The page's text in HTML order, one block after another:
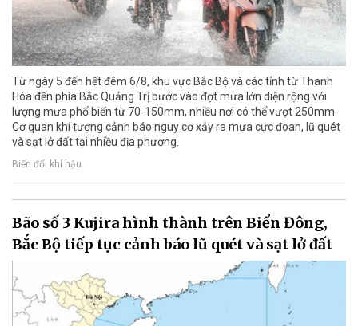
Từ ngày 5 đến hết đêm 6/8, khu vực Bắc Bộ và các tỉnh từ Thanh
Hóa đến phía Bắc Quảng Trị bước vào đợt mưa lớn diện rộng với
lượng mưa phổ biến từ 70-150mm, nhiều nơi có thể vượt 250mm.
Cơ quan khí tượng cảnh báo nguy cơ xảy ra mưa cực đoan, lũ quét
và sạt lở đất tại nhiều địa phương.
Biến đổi khí hậu
Bão số 3 Kujira hình thành trên Biển Đông,
Bắc Bộ tiếp tục cảnh báo lũ quét và sạt lở đất